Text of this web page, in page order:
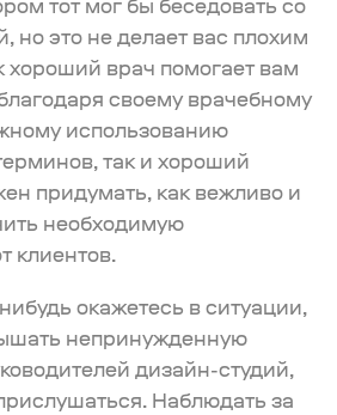
но это не делает вас плохим
хороший врач помогает вам
своему врачебному
использованию
так и хороший
придумать, как вежливо и
необходимую
клиентов.
окажетесь в ситуации,
непринужденную
дизайн-студий,
Наблюдать за